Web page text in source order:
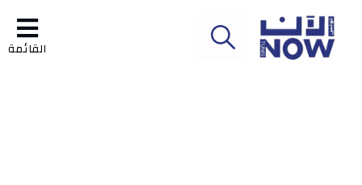
القائمة